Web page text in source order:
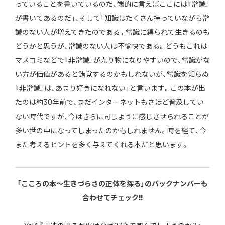
っていることを書いているのだ、端的に言えばここには『常識』
が書いてあるのだ」、そして「知識はたくさん持っていながら常
識のない人が増えてきたのである。常識に縛られて生きるのも
どうかと思うが、常識のない人は不愉快である。どうもこれは
マスコミなどで『非常識』が売り物になりやすいので、常識がな
い方が価値があると錯覚するのかもしれないが、常識を知らぬ
『非常識』は、あまり好きになれない」と言います。この本が出
たのは約30年前で、まだインターネットもさほど普及してい
ない時代ですが、今はさらに同じように感じさせられることが
多い世の中になってしまったのかもしれません。時を経て、今
また考えるヒントを多く与えてくれる本だと思います。
「こころの本〜生きづらさの正体を探る」のバックナンバーも
合わせてチェック!!